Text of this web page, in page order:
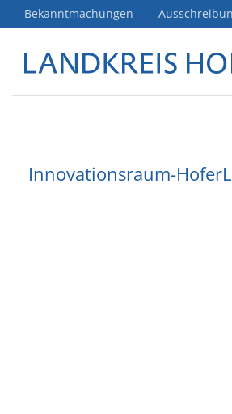
Bekanntmachungen
Innovationsraum-